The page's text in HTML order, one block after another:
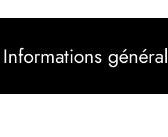
Informations